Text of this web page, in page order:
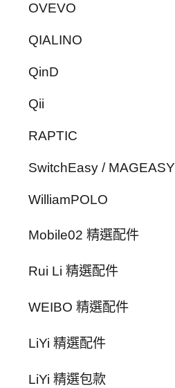
OVEVO
QIALINO
QinD
Qii
RAPTIC
SwitchEasy / MAGEASY
WilliamPOLO
Mobile02 精選配件
Rui Li 精選配件
WEIBO 精選配件
LiYi 精選配件
LiYi 精選包款